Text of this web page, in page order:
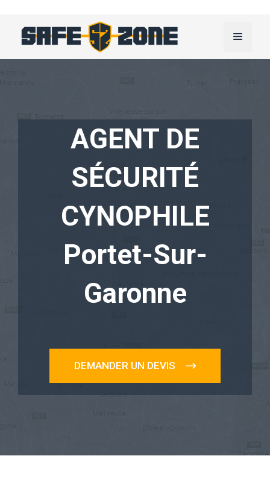
Menu
AGENT DE
SÉCURITÉ
CYNOPHILE
Portet-Sur-
Garonne
DEMANDER UN DEVIS